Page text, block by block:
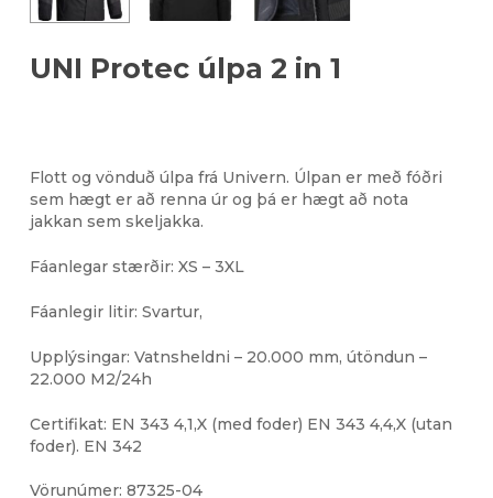
UNI Protec úlpa 2 in 1
Flott og vönduð úlpa frá Univern. Úlpan er með fóðri
sem hægt er að renna úr og þá er hægt að nota
jakkan sem skeljakka.
Fáanlegar stærðir: XS – 3XL
Fáanlegir litir: Svartur,
Upplýsingar: Vatnsheldni – 20.000 mm, útöndun –
22.000 M2/24h
Certifikat: EN 343 4,1,X (med foder) EN 343 4,4,X (utan
foder). EN 342
Vörunúmer: 87325-04